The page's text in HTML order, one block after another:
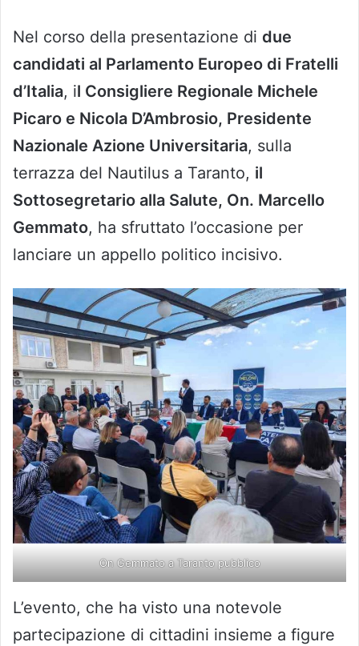
Nel corso della presentazione di due
candidati al Parlamento Europeo di Fratelli
d’Italia, il Consigliere Regionale Michele
Picaro e Nicola D’Ambrosio, Presidente
Nazionale Azione Universitaria, sulla
terrazza del Nautilus a Taranto, il
Sottosegretario alla Salute, On. Marcello
Gemmato, ha sfruttato l’occasione per
lanciare un appello politico incisivo.
On Gemmato a Taranto pubblico
L’evento, che ha visto una notevole
partecipazione di cittadini insieme a figure